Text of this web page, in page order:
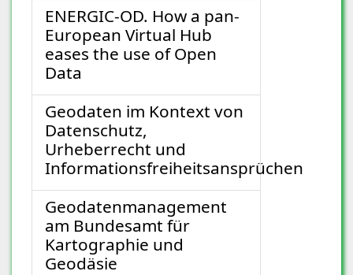
ENERGIC-OD. How a pan-
European Virtual Hub
eases the use of Open
Data
Geodaten im Kontext von
Datenschutz,
Urheberrecht und
Informationsfreiheitsansprüchen
Geodatenmanagement
am Bundesamt für
Kartographie und
Geodäsie